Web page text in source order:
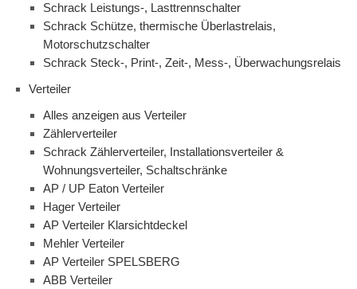
Schrack Leistungs-, Lasttrennschalter
Schrack Schütze, thermische Überlastrelais,
Motorschutzschalter
Schrack Steck-, Print-, Zeit-, Mess-, Überwachungsrelais
Verteiler
Alles anzeigen aus Verteiler
Zählerverteiler
Schrack Zählerverteiler, Installationsverteiler &
Wohnungsverteiler, Schaltschränke
AP / UP Eaton Verteiler
Hager Verteiler
AP Verteiler Klarsichtdeckel
Mehler Verteiler
AP Verteiler SPELSBERG
ABB Verteiler